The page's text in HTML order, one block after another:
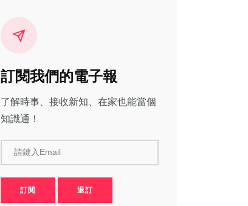
訂閱我們的電子報
了解時事、接收新知、在家也能當個
知識通！
請鍵入Email
訂閱 退訂